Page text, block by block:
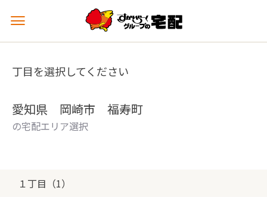
メ
ュ
を
丁目を選択してください
愛知県 岡崎市 福寿町
の宅配エリア選択
１丁目（1）